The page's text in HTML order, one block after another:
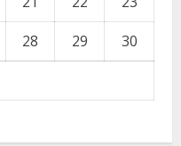
28 29
30